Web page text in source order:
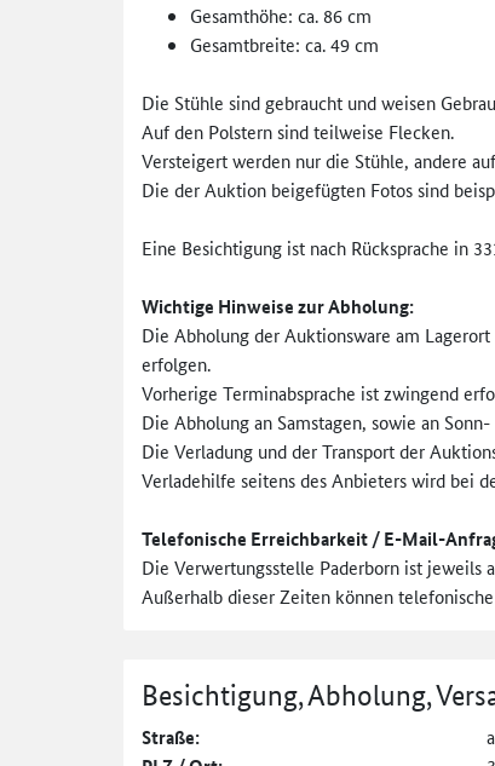
Gesamthöhe: ca. 86 cm
Gesamtbreite: ca. 49 cm
Die Stühle sind gebraucht und weisen
Auf den Polstern sind teilweise Flecken.
Versteigert werden nur die Stühle, andere
Die der Auktion beigefügten Fotos sind
Eine Besichtigung ist nach Rücksprache in
Wichtige Hinweise zurAbholung:
Die Abholung der Auktionsware am
erfolgen.
Vorherige Terminabsprache ist zwingend
Die Abholung an Samstagen, sowie an
Die Verladung und der Transport der
Verladehilfe seitens des Anbieters wird bei
Telefonische Erreichbarkeit / E-Mail-
Die Verwertungsstelle Paderborn ist jeweils
Außerhalb dieser Zeiten können
Besichtigung, Abholung,
Straße: